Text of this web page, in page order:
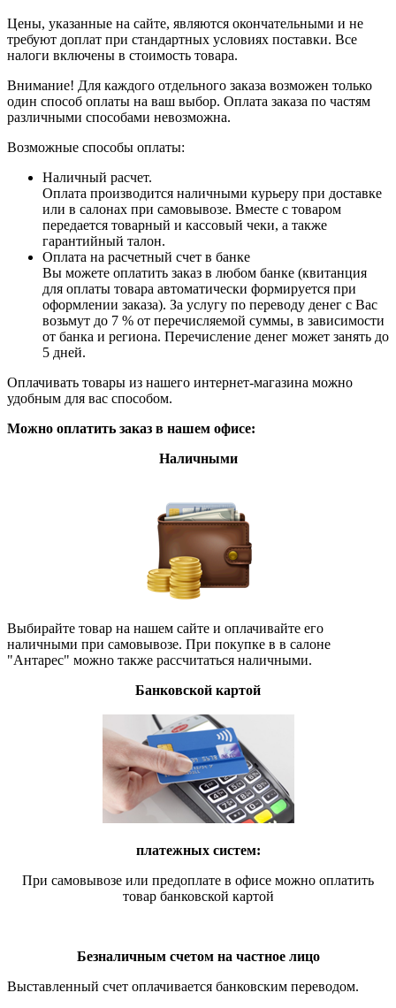
Цены, указанные на сайте, являются окончательными и не
требуют доплат при стандартных условиях поставки. Все
налоги включены в стоимость товара.
Внимание! Для каждого отдельного заказа возможен только
один способ оплаты на ваш выбор. Оплата заказа по частям
различными способами невозможна.
Возможные способы оплаты:
Наличный расчет.
Оплата производится наличными курьеру при доставке
или в салонах при самовывозе. Вместе с товаром
передается товарный и кассовый чеки, а также
гарантийный талон.
Оплата на расчетный счет в банке
Вы можете оплатить заказ в любом банке (квитанция
для оплаты товара автоматически формируется при
оформлении заказа). За услугу по переводу денег с Вас
возьмут до 7 % от перечисляемой суммы, в зависимости
от банка и региона. Перечисление денег может занять до
5 дней.
Оплачивать товары из нашего интернет-магазина можно
удобным для вас способом.
Можно оплатить заказ в нашем офисе:
Наличными
Выбирайте товар на нашем сайте и оплачивайте его
наличными при самовывозе. При покупке в в салоне
"Антарес" можно также рассчитаться наличными.
Банковской картой
платежных систем:
При самовывозе или предоплате в офисе можно оплатить
товар банковской картой
Безналичным счетом на частное лицо
Выставленный счет оплачивается банковским переводом.